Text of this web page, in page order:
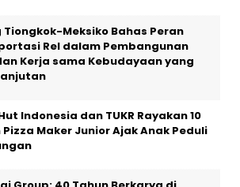
Tiongkok-Meksiko Bahas Peran
Rel dalam Pembangunan
Kerja sama Kebudayaan yang
Indonesia dan TUKR Rayakan 10
Pizza Maker Junior Ajak Anak Peduli